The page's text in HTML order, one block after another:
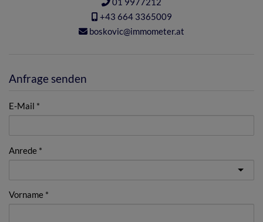
+43 664 3365009
boskovic@immometer.at
Anfrage senden
E-Mail
Anrede
Vorname